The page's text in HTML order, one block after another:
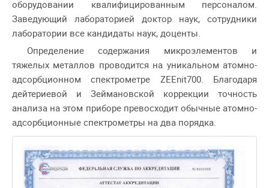
оборудовании квалифицированным персоналом.
Заведующий лабораторией доктор наук, сотрудники
лаборатории все кандидаты наук, доценты.
Определение содержания микроэлементов и
тяжелых металлов проводится на уникальном атомно-
адсорбционном спектрометре ZEEnit700. Благодаря
дейтериевой и Зеймановской коррекции точность
анализа на этом приборе превосходит обычные атомно-
адсорбционные спектрометры на два порядка.